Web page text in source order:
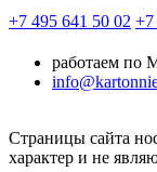
+7 495 641 50 02 +7
работаем по
Страницы сайта
характер и не